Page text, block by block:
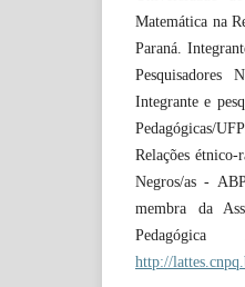
Matemática na
Paraná.
Pesquisadores
Integrante e
Pedagógicas/
Relações étnico-
Negros/as -
membra da
http://